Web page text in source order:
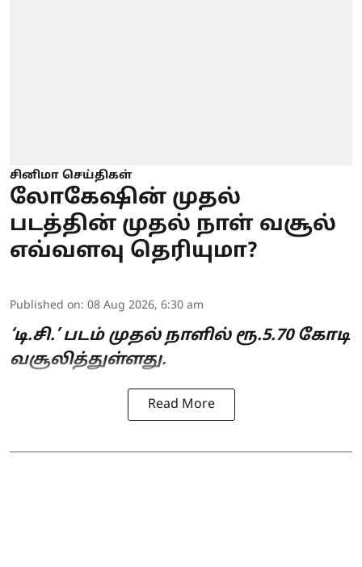
சினிமா செய்திகள்
லோகேஷின் முதல்
படத்தின் முதல் நாள் வசூல்
எவ்வளவு தெரியுமா?
Published on: 08 Aug 2026, 6:30 am
‘டி.சி.’ படம் முதல் நாளில் ரூ.5.70 கோடி
வசூலித்துள்ளது.
Read More